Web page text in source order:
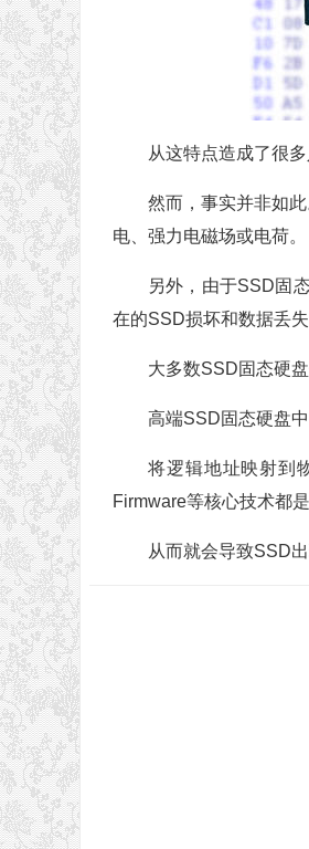
从这特点造成了很
然而，事实并非如
电、强力电磁场或电荷。
另外，由于SSD固
在的SSD损坏和数据丢失
大多数SSD固态硬
高端SSD固态硬盘
将逻辑地址映射到
Firmware等核心技术都
从而就会导致SSD